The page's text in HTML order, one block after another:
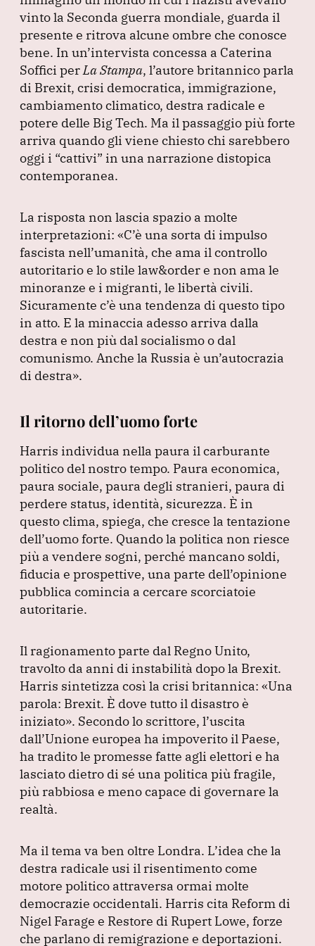
e
b
o
o
k
e
dI
n
s
A
p
p
gr
a
m
l
vinto la Seconda guerra mondiale, guarda il
presente e ritrova alcune ombre che conosce
bene. In un’intervista concessa a Caterina
Soffici per La Stampa, l’autore britannico parla
di Brexit, crisi democratica, immigrazione,
cambiamento climatico, destra radicale e
potere delle Big Tech. Ma il passaggio più forte
arriva quando gli viene chiesto chi sarebbero
oggi i “cattivi” in una narrazione distopica
contemporanea.
La risposta non lascia spazio a molte
interpretazioni: «C’è una sorta di impulso
fascista nell’umanità, che ama il controllo
autoritario e lo stile law&order e non ama le
minoranze e i migranti, le libertà civili.
Sicuramente c’è una tendenza di questo tipo
in atto. E la minaccia adesso arriva dalla
destra e non più dal socialismo o dal
comunismo. Anche la Russia è un’autocrazia
di destra».
Il ritorno dell’uomo forte
Harris individua nella paura il carburante
politico del nostro tempo. Paura economica,
paura sociale, paura degli stranieri, paura di
perdere status, identità, sicurezza. È in
questo clima, spiega, che cresce la tentazione
dell’uomo forte. Quando la politica non riesce
più a vendere sogni, perché mancano soldi,
fiducia e prospettive, una parte dell’opinione
pubblica comincia a cercare scorciatoie
autoritarie.
Il ragionamento parte dal Regno Unito,
travolto da anni di instabilità dopo la Brexit.
Harris sintetizza così la crisi britannica: «Una
parola: Brexit. È dove tutto il disastro è
iniziato». Secondo lo scrittore, l’uscita
dall’Unione europea ha impoverito il Paese,
ha tradito le promesse fatte agli elettori e ha
lasciato dietro di sé una politica più fragile,
più rabbiosa e meno capace di governare la
realtà.
Ma il tema va ben oltre Londra. L’idea che la
destra radicale usi il risentimento come
motore politico attraversa ormai molte
democrazie occidentali. Harris cita Reform di
Nigel Farage e Restore di Rupert Lowe, forze
che parlano di remigrazione e deportazioni.